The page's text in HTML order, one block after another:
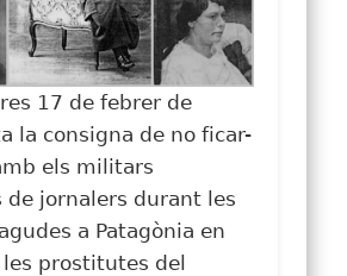
17 de febrer de
la consigna de no ficar-
els militars
de jornalers durant les
a Patagònia en
prostitutes del